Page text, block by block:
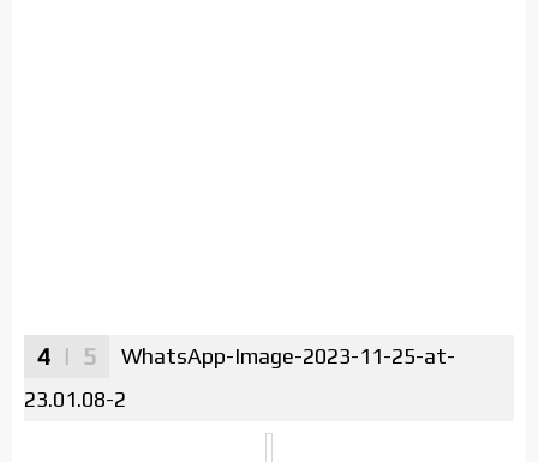
4 | 5
WhatsApp-Image-2023-11-25-at-
23.01.08-2